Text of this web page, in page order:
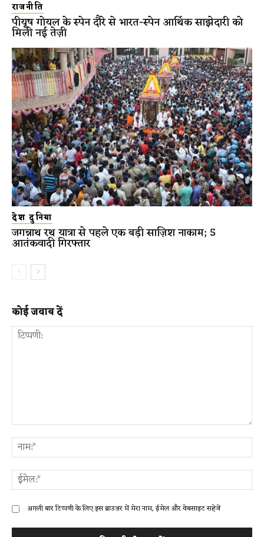
राजनीति
पीयूष गोयल के स्पेन दौरे से भारत-स्पेन आर्थिक साझेदारी को
मिली नई तेज़ी
देश दुनिया
जगन्नाथ रथ यात्रा से पहले एक बड़ी साज़िश नाकाम; 5
आतंकवादी गिरफ्तार
कोई जवाब दें
अगली बार टिप्पणी के लिए इस ब्राउज़र में मेरा नाम, ईमेल और वेबसाइट सहेजें